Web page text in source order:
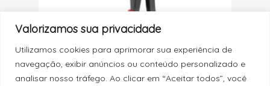
Valorizamos sua privacidade
Utilizamos cookies para aprimorar sua experiência de
navegação, exibir anúncios ou conteúdo personalizado e
analisar nosso tráfego. Ao clicar em “Aceitar todos”, você